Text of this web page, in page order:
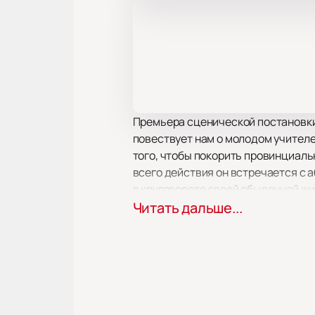
Премьера сценической
повествует нам о молодом
того, чтобы покорить
всего действия он встречается
в круговороте своей обыденной
первоисточник. Режиссёр Марина
Читать дальше...